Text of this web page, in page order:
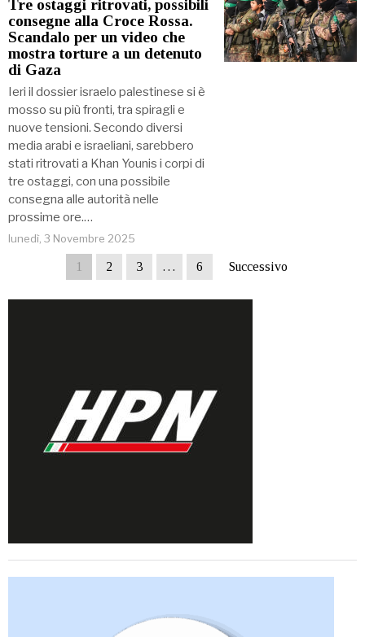
Tre ostaggi ritrovati, possibili
consegne alla Croce Rossa.
Scandalo per un video che
mostra torture a un detenuto
di Gaza
Ieri il dossier israelo palestinese si è
mosso su più fronti, tra spiragli e
nuove tensioni. Secondo diversi
media arabi e israeliani, sarebbero
stati ritrovati a Khan Younis i corpi di
tre ostaggi, con una possibile
consegna alle autorità nelle
prossime ore.…
lunedì, 3 Novembre 2025
1 2 3 … 6 Successivo